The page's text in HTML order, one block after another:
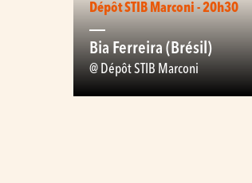
Dépôt STIB Marconi - 20h30
Bia Ferreira (Brésil)
@ Dépôt STIB Marconi